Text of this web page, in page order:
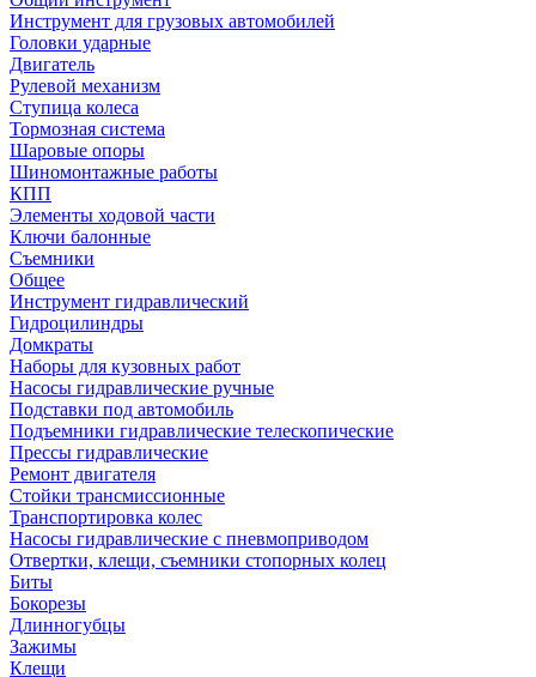
Инструмент для грузовых автомобилей
Головки ударные
Двигатель
Рулевой механизм
Ступица колеса
Тормозная система
Шаровые опоры
Шиномонтажные работы
КПП
Элементы ходовой части
Ключи балонные
Съемники
Общее
Инструмент гидравлический
Гидроцилиндры
Домкраты
Наборы для кузовных работ
Насосы гидравлические ручные
Подставки под автомобиль
Подъемники гидравлические телескопические
Прессы гидравлические
Ремонт двигателя
Стойки трансмиссионные
Транспортировка колес
Насосы гидравлические с пневмоприводом
Отвертки, клещи, съемники стопорных колец
Биты
Бокорезы
Длинногубцы
Зажимы
Клещи